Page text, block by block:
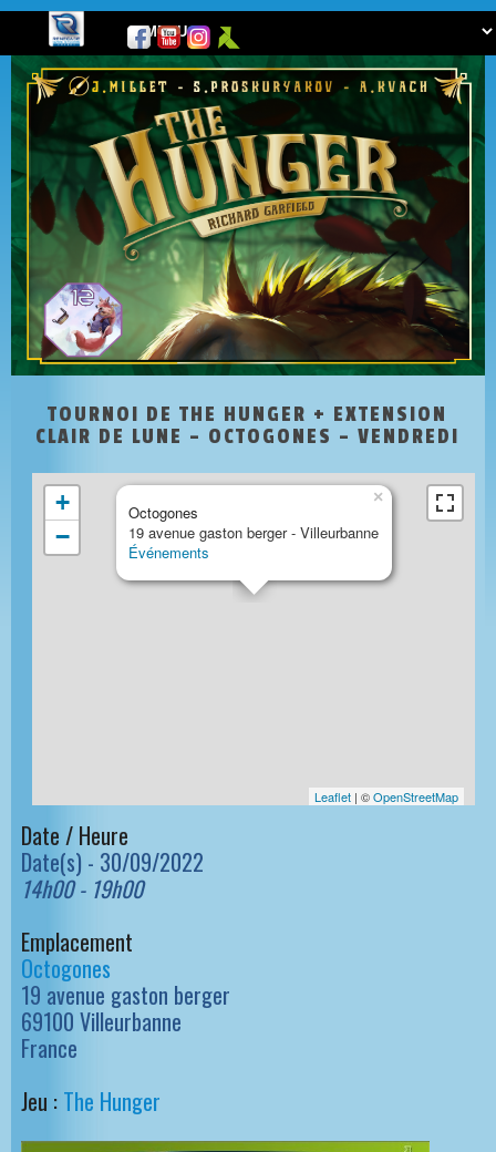
TOURNOI DE THE HUNGER + EXTENSION
CLAIR DE LUNE – OCTOGONES – VENDREDI
Octogones
19 avenue gaston berger - Villeurbanne
Événements
×
+
−
Leaflet | ©OpenStreetMap
Date / Heure
Date(s) - 30/09/2022
14h00 - 19h00
Emplacement
Octogones
19 avenue gaston berger
69100 Villeurbanne
France
Jeu : The Hunger